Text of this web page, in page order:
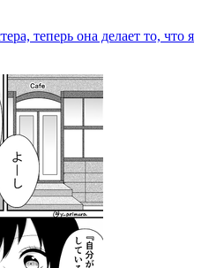
теперь она делает то, что я